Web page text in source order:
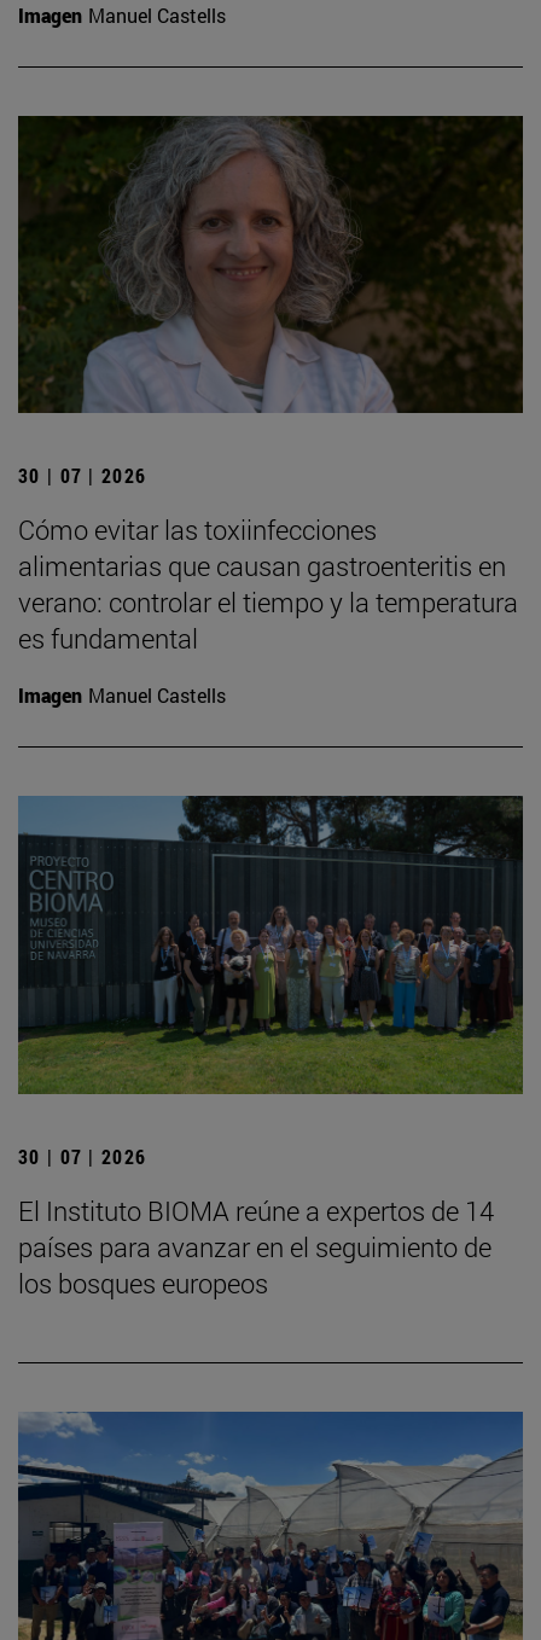
Imagen Manuel Castells
30 | 07 | 2026
Cómo evitar las toxiinfecciones
alimentarias que causan gastroenteritis en
verano: controlar el tiempo y la temperatura
es fundamental
Imagen Manuel Castells
30 | 07 | 2026
El Instituto BIOMA reúne a expertos de 14
países para avanzar en el seguimiento de
los bosques europeos